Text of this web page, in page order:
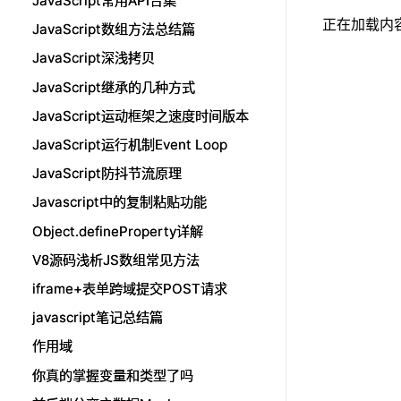
正在加载内
JavaScript数组方法总结篇
JavaScript深浅拷贝
JavaScript继承的几种方式
JavaScript运动框架之速度时间版本
JavaScript运行机制Event Loop
JavaScript防抖节流原理
Javascript中的复制粘贴功能
Object.defineProperty详解
V8源码浅析JS数组常见方法
iframe+表单跨域提交POST请求
javascript笔记总结篇
作用域
你真的掌握变量和类型了吗
JavaScript数组方法总结篇
JavaScript深浅拷贝
JavaScript继承的几种方式
JavaScript运动框架之速度时间版本
JavaScript运行机制Event Loop
JavaScript防抖节流原理
Javascript中的复制粘贴功能
Object.defineProperty详解
V8源码浅析JS数组常见方法
iframe+表单跨域提交POST请求
javascript笔记总结篇
作用域
你真的掌握变量和类型了吗